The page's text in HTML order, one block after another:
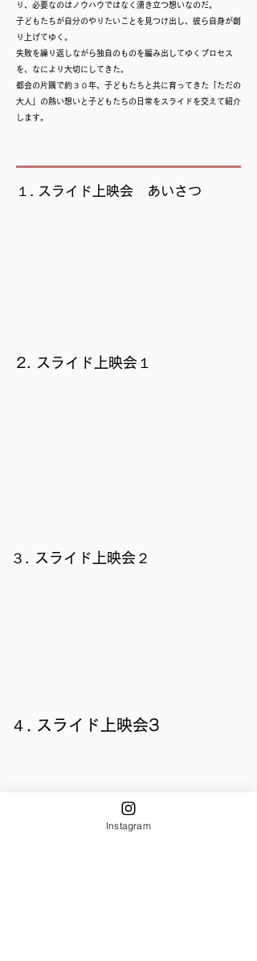
り、必要なのはノウハウではなく湧き立つ想いなのだ。
子どもたちが自分のやりたいことを見つけ出し、彼ら自身が創
り上げてゆく。
失敗を繰り返しながら独自のものを編み出してゆくプロセス
を、なにより大切にしてきた。
都会の片隅で約３０年、子どもたちと共に育ってきた「ただの
大人」の熱い想いと子どもたちの日常をスライドを交えて紹介
します。
１. スライド上映会 あいさつ
2. スライド上映会１
３. スライド上映会２
４. スライド上映会3
Instagram